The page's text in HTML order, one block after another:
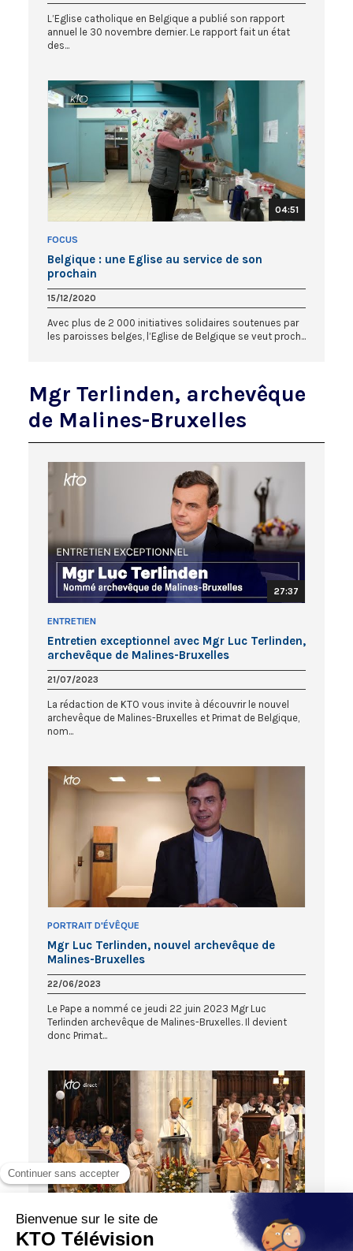
L’Eglise catholique en Belgique a publié son rapport
annuel le 30 novembre dernier. Le rapport fait un état
des...
04:51
FOCUS
Belgique : une Eglise au service de son
prochain
15/12/2020
Avec plus de 2 000 initiatives solidaires soutenues par
les paroisses belges, l’Eglise de Belgique se veut proch...
Mgr Terlinden, archevêque
de Malines-Bruxelles
27:37
ENTRETIEN
Entretien exceptionnel avec Mgr Luc Terlinden,
archevêque de Malines-Bruxelles
21/07/2023
La rédaction de KTO vous invite à découvrir le nouvel
archevêque de Malines-Bruxelles et Primat de Belgique,
nom...
PORTRAIT D'ÉVÊQUE
Mgr Luc Terlinden, nouvel archevêque de
Malines-Bruxelles
22/06/2023
Le Pape a nommé ce jeudi 22 juin 2023 Mgr Luc
Terlinden archevêque de Malines-Bruxelles. Il devient
donc Primat...
DIRECT